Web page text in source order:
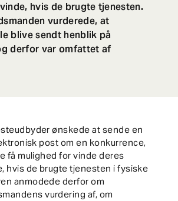
hvis de brugte tjenesten.
vurderede, at
blive sendt henblik på
derfor var omfattet af
ønskede at sende en
post om en konkurrence,
få mulighed for vinde deres
hvis de brugte tjenesten i fysiske
anmodede derfor om
vurdering af, om